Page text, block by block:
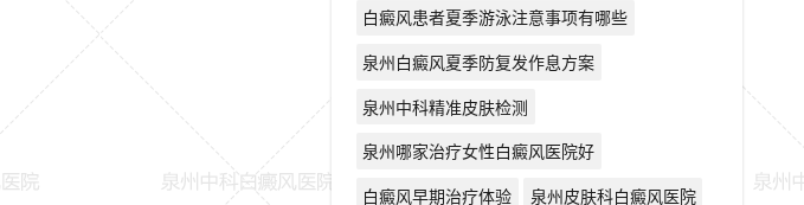
白癜风患者夏季游泳注意事项有哪些
泉州白癜风夏季防复发作息方案
泉州中科精准皮肤检测
泉州哪家治疗女性白癜风医院好
白癜风早期治疗体验
泉州皮肤科白癜风医院